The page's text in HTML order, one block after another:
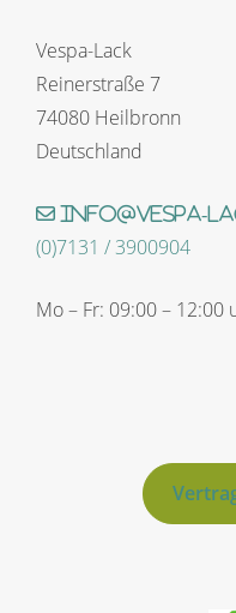
Vespa-Lack
Reinerstraße 7
74080 Heilbronn
Deutschland
info@vespa-
(0)7131 / 3900904
Mo – Fr: 09:00 – 12:00